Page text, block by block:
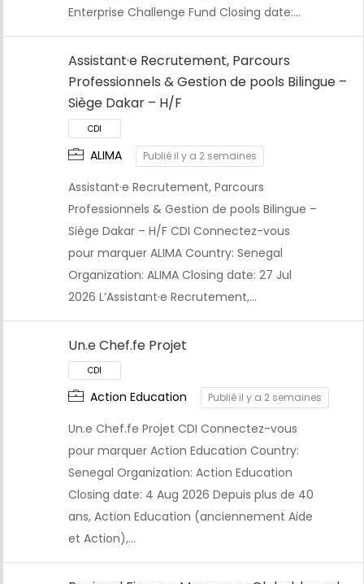
CDI
Enterprise Challenge Fund Closing date:…
Assistant·e Recrutement, Parcours
Professionnels & Gestion de pools Bilingue –
Siège Dakar – H/F
ALIMA Publié il y a 2 semaines
Assistant·e Recrutement, Parcours
Professionnels & Gestion de pools Bilingue –
Siège Dakar – H/F CDI Connectez-vous
pour marquer ALIMA Country: Senegal
Organization: ALIMA Closing date: 27 Jul
2026 L’Assistant·e Recrutement,…
Un.e Chef.fe Projet
Action Education Publié il y a 2 semaines
Un.e Chef.fe Projet CDI Connectez-vous
pour marquer Action Education Country:
Senegal Organization: Action Education
Closing date: 4 Aug 2026 Depuis plus de 40
ans, Action Education (anciennement Aide
et Action),…